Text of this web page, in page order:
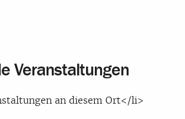
Veranstaltungen
an diesem Ort</li>